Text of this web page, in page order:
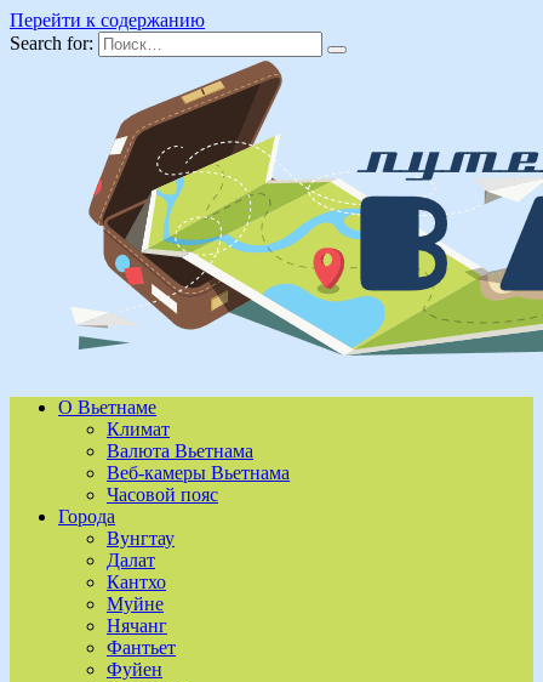
Перейти к содержанию
Search for:
О Вьетнаме
Климат
Валюта Вьетнама
Веб-камеры Вьетнама
Часовой пояс
Города
Вунгтау
Далат
Кантхо
Муйне
Нячанг
Фантьет
Фуйен